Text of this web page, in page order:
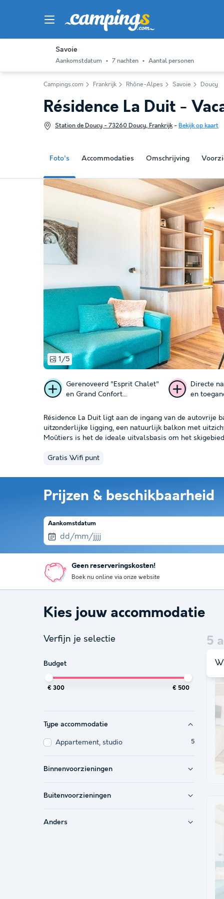
Savoie
Aankomstdatum 7 nachten Aantal personen
Campings.com Frankrijk Rhône-Alpes Savoie Doucy
Foto's Accommodaties Omschrijving
Résidence La Duit -
Station de Doucy - 73260 Doucy, Frankrijk- Bekijk op kaart
1/5
Gerenoveerd "Esprit Chalet"
en Grand Confort
Directe
en
Résidence La Duit ligt aan de ingang van de autovrije
uitzonderlijke ligging, een natuurlijk balkon met
Moûtiers is het de ideale uitvalsbasis om het
Gratis Wifi punt
Prijzen & beschikbaarheid
Aankomstdatum
Geen reserveringskosten!
Boek nu online via onze website
Kies jouw accommodatie
Verfijn je selectie
Budget
€ 300 € 500
Type accommodatie
Appartement, studio 5
Binnenvoorzieningen
Buitenvoorzieningen
Anders
5